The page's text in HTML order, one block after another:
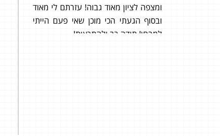
ומצפה לציון מאוד גבוה! עזרתם לי מאוד
ובסוף הגעתי הכי מוכן שאי פעם הייתי
למבחן! תודה רב ולהתראות!